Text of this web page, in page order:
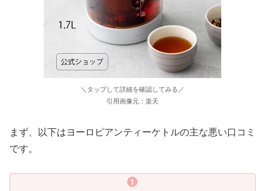
＼タップして詳細を確認してみる／
引用画像元：楽天
まず、以下はヨーロピアンティーケトルの主な悪い口コミ
です。